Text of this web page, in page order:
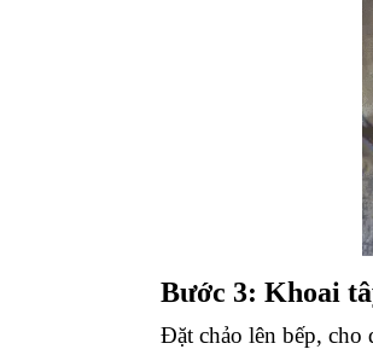
Bước 3: Khoai
Đặt chảo lên bếp, cho